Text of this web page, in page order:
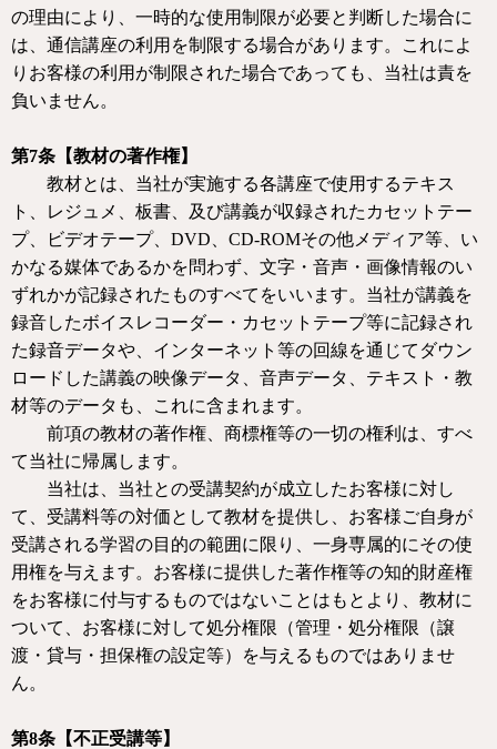
の理由により、一時的な使用制限が必要と判断した場合に
は、通信講座の利用を制限する場合があります。これによ
りお客様の利用が制限された場合であっても、当社は責を
負いません。
第7条【教材の著作権】
教材とは、当社が実施する各講座で使用するテキス
ト、レジュメ、板書、及び講義が収録されたカセットテー
プ、ビデオテープ、 DVD CD-ROMその他メディア等、い
かなる媒体であるかを問わず、文字・音声・画像情報のい
ずれかが記録されたものすべてをいいます。当社が講義を
録音したボイスレコーダー・カセットテープ等に記録され
た録音データや、インターネット等の回線を通じてダウン
ロードした講義の映像データ、音声データ、テキスト・教
材等のデータも、これに含まれます。
前項の教材の著作権、商標権等の一切の権利は、すべ
て当社に帰属します。
当社は、当社との受講契約が成立したお客様に対し
て、受講料等の対価として教材を提供し、お客様ご自身が
受講される学習の目的の範囲に限り、一身専属的にその使
用権を与えます。お客様に提供した著作権等の知的財産権
をお客様に付与するものではないことはもとより、教材に
ついて、お客様に対して処分権限（管理・処分権限（譲
渡・貸与・担保権の設定等）を与えるものではありませ
ん。
第8条【不正受講等】